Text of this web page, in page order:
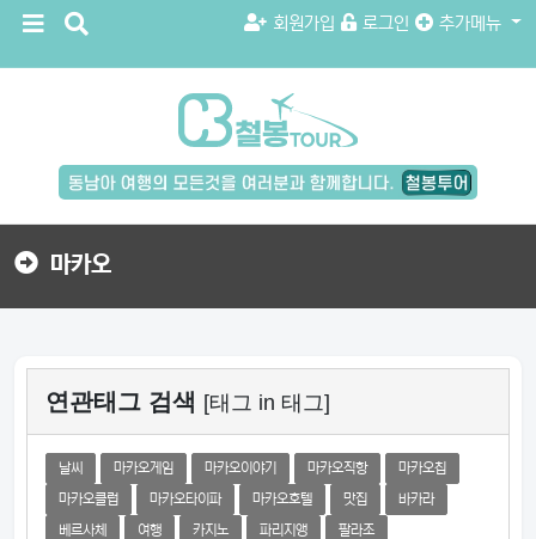
메
버
검
버
회원가입 로그인 추가메뉴
버
튼
마카오
연관태그 검색 [태그 in 태그]
날씨 마카오게임 마카오이야기 마카오직항
마카오칩
마카오클럽
마카오타이파 마카오호텔 맛집
바카라
베르사체
여행 카지노 파리지앵
팔라조